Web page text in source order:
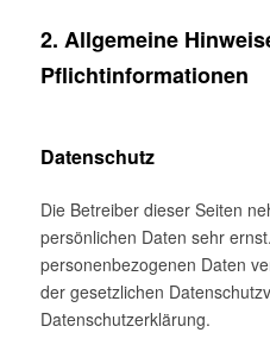
2. Allgemeine
Pflichtinformationen
Datenschutz
Die Betreiber dieser Seiten
persönlichen Daten sehr
personenbezogenen Daten
der gesetzlichen
Datenschutzerklärung.